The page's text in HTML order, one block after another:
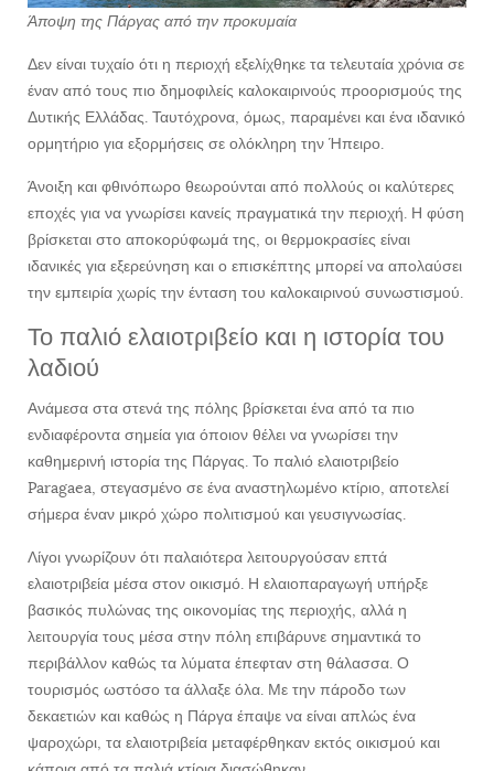
Άποψη της Πάργας από την προκυμαία
Δεν είναι τυχαίο ότι η περιοχή εξελίχθηκε τα τελευταία χρόνια σε
έναν από τους πιο δημοφιλείς καλοκαιρινούς προορισμούς της
Δυτικής Ελλάδας. Ταυτόχρονα, όμως, παραμένει και ένα ιδανικό
ορμητήριο για εξορμήσεις σε ολόκληρη την Ήπειρο.
Άνοιξη και φθινόπωρο θεωρούνται από πολλούς οι καλύτερες
εποχές για να γνωρίσει κανείς πραγματικά την περιοχή. Η φύση
βρίσκεται στο αποκορύφωμά της, οι θερμοκρασίες είναι
ιδανικές για εξερεύνηση και ο επισκέπτης μπορεί να απολαύσει
την εμπειρία χωρίς την ένταση του καλοκαιρινού συνωστισμού.
Το παλιό ελαιοτριβείο και η ιστορία του
λαδιού
Ανάμεσα στα στενά της πόλης βρίσκεται ένα από τα πιο
ενδιαφέροντα σημεία για όποιον θέλει να γνωρίσει την
καθημερινή ιστορία της Πάργας. Το παλιό ελαιοτριβείο
Paragaea, στεγασμένο σε ένα αναστηλωμένο κτίριο, αποτελεί
σήμερα έναν μικρό χώρο πολιτισμού και γευσιγνωσίας.
Λίγοι γνωρίζουν ότι παλαιότερα λειτουργούσαν επτά
ελαιοτριβεία μέσα στον οικισμό. Η ελαιοπαραγωγή υπήρξε
βασικός πυλώνας της οικονομίας της περιοχής, αλλά η
λειτουργία τους μέσα στην πόλη επιβάρυνε σημαντικά το
περιβάλλον καθώς τα λύματα έπεφταν στη θάλασσα. Ο
τουρισμός ωστόσο τα άλλαξε όλα. Με την πάροδο των
δεκαετιών και καθώς η Πάργα έπαψε να είναι απλώς ένα
ψαροχώρι, τα ελαιοτριβεία μεταφέρθηκαν εκτός οικισμού και